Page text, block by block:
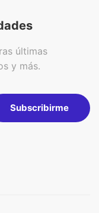
últimas
y más.
Subscribirme